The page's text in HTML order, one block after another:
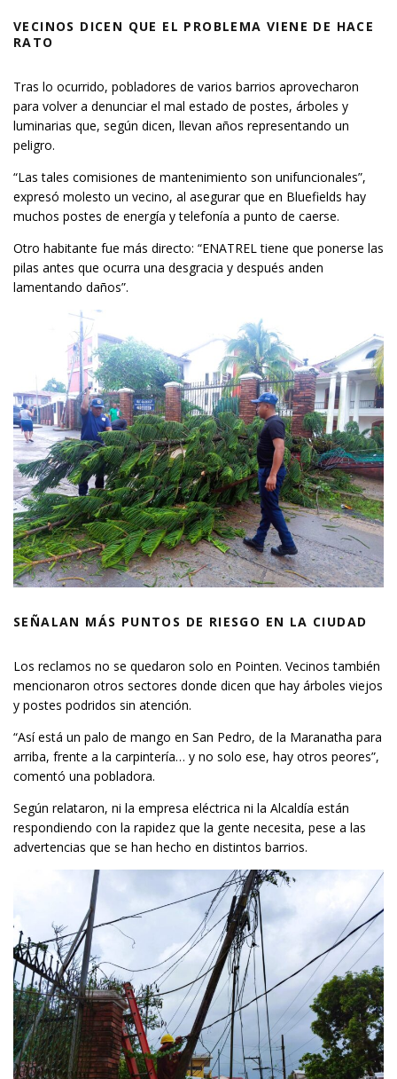
VECINOS DICEN QUE EL PROBLEMA VIENE DE HACE
RATO
Tras lo ocurrido, pobladores de varios barrios aprovecharon
para volver a denunciar el mal estado de postes, árboles y
luminarias que, según dicen, llevan años representando un
peligro.
“Las tales comisiones de mantenimiento son unifuncionales”,
expresó molesto un vecino, al asegurar que en Bluefields hay
muchos postes de energía y telefonía a punto de caerse.
Otro habitante fue más directo: “ENATREL tiene que ponerse las
pilas antes que ocurra una desgracia y después anden
lamentando daños”.
SEÑALAN MÁS PUNTOS DE RIESGO EN LA CIUDAD
Los reclamos no se quedaron solo en Pointen. Vecinos también
mencionaron otros sectores donde dicen que hay árboles viejos
y postes podridos sin atención.
“Así está un palo de mango en San Pedro, de la Maranatha para
arriba, frente a la carpintería… y no solo ese, hay otros peores”,
comentó una pobladora.
Según relataron, ni la empresa eléctrica ni la Alcaldía están
respondiendo con la rapidez que la gente necesita, pese a las
advertencias que se han hecho en distintos barrios.